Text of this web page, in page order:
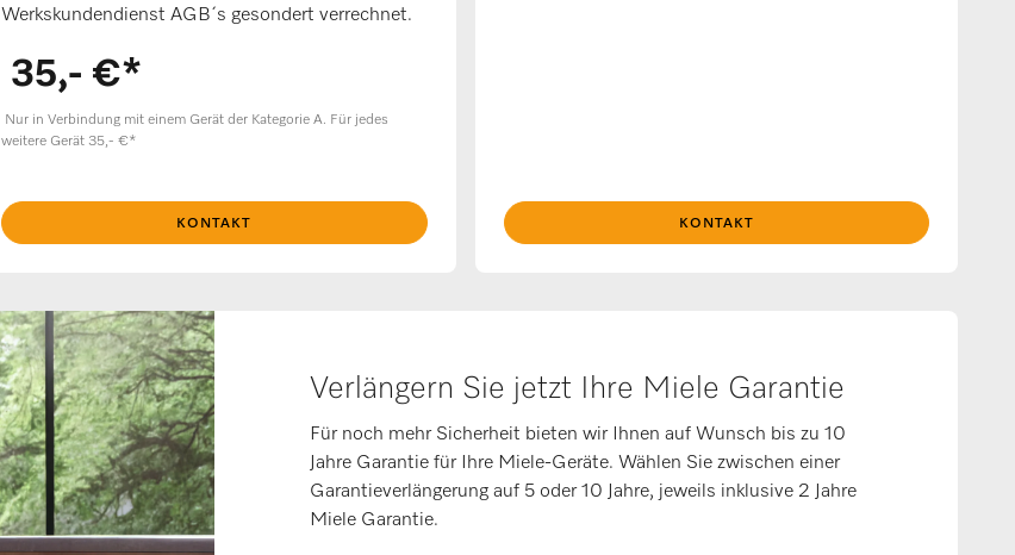
Werkskundendienst AGB´s gesondert verrechnet.
35,- €*
Nur in Verbindung mit einem Gerät der Kategorie A. Für jedes
weitere Gerät 35,- €*
KONTAKT KONTAKT
Verlängern Sie jetzt Ihre Miele Garantie
Für noch mehr Sicherheit bieten wir Ihnen auf Wunsch bis zu 10
Jahre Garantie für Ihre Miele-Geräte. Wählen Sie zwischen einer
Garantieverlängerung auf 5 oder 10 Jahre, jeweils inklusive 2 Jahre
Miele Garantie.